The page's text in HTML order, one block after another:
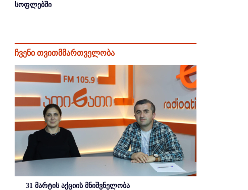
სოფლებში
ჩვენი თვითმმართველობა
31 მარტის აქციის მნიშვნელობა